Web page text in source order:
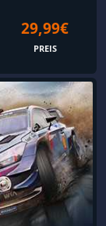
29,99€
PREIS